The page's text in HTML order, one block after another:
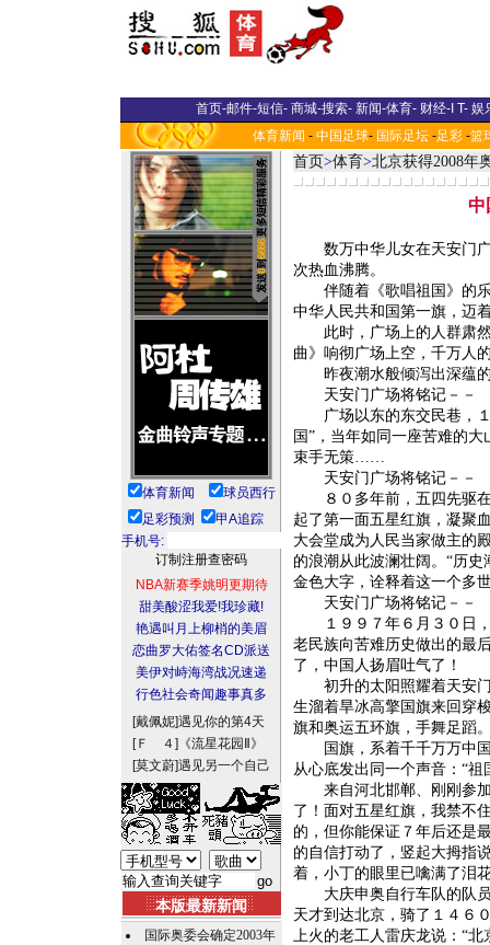
首页-邮件-短信- 商城-搜索- 新闻-体育- 财经-I T- 娱
体育新闻 - 中国足球- 国际足坛 -足彩 -篮
体育新闻
球员西行
足彩预测
甲A追踪
手机号:
NBA新赛季姚明更期待
甜美酸涩我爱!我珍藏!
艳遇叫月上柳梢的美眉
恋曲罗大佑签名CD派送
美伊对峙海湾战况速递
行色社会奇闻趣事真多
[戴佩妮]遇见你的第4天
[Ｆ ４] 《流星花园Ⅱ》
[莫文蔚]遇见另一个自己
本版最新新闻
国际奥委会确定2003年
首页>体育>北京获得2008年
中
数万中华儿女在天安门广
次热血沸腾。
伴随着《歌唱祖国》的乐
中华人民共和国第一旗，迈
此时，广场上的人群肃然
曲》响彻广场上空，千万人
昨夜潮水般倾泻出深蕴的
天安门广场将铭记－－
广场以东的东交民巷，１
国”，当年如同一座苦难的
束手无策……
天安门广场将铭记－－
８０多年前，五四先驱在
起了第一面五星红旗，凝聚
大会堂成为人民当家做主的
的浪潮从此波澜壮阔。“历
金色大字，诠释着这一个多
天安门广场将铭记－－
１９９７年６月３０日，
老民族向苦难历史做出的最
了，中国人扬眉吐气了！
初升的太阳照耀着天安门
生溜着旱冰高擎国旗来回穿
旗和奥运五环旗，手舞足蹈
国旗，系着千千万万中国
从心底发出同一个声音：“祖
来自河北邯郸、刚刚参加
了！面对五星红旗，我禁不
的，但你能保证７年后还是
的自信打动了，竖起大拇指
着，小丁的眼里已噙满了泪
大庆申奥自行车队的队员
天才到达北京，骑了１４６
上火的老工人雷庆龙说：“